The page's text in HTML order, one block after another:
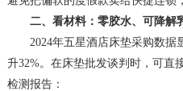
二、看材料：零胶水、可降解
2024年五星酒店床垫采购数据
升32%。在床垫批发谈判时，可直
检测报告：